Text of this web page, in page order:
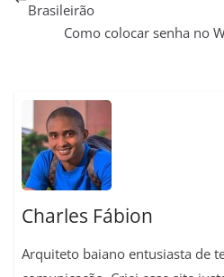
t
p
e
g
m
b
l
e
Brasileirão
Como colocar senha no
Charles Fábion
Arquiteto baiano entusiasta de